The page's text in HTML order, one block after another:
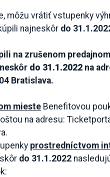
môžu vrátiť vstupenky
najneskôr do
na zrušenom
do 31.1.2022 na
Bratislava.
mieste Benefitovou
na adresu:
prostredníctvom
do 31.1.2022